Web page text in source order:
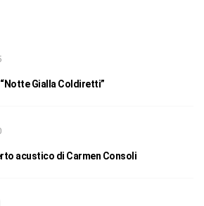
Gialla Coldiretti”
acustico di Carmen Consoli